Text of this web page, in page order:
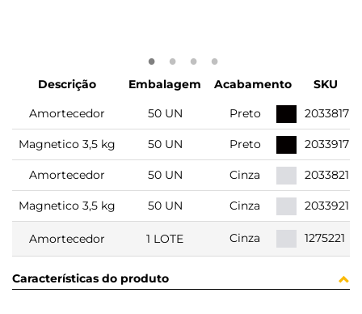
Descrição Embalagem Acabamento
SKU
Amortecedor
50 UN Preto 2033817
Magnetico 3,5 kg 50 UN Preto 2033917
Amortecedor 50 UN Cinza 2033821
Magnetico 3,5 kg 50 UN Cinza 2033921
Amortecedor 1 LOTE Cinza 1275221
Características do produto